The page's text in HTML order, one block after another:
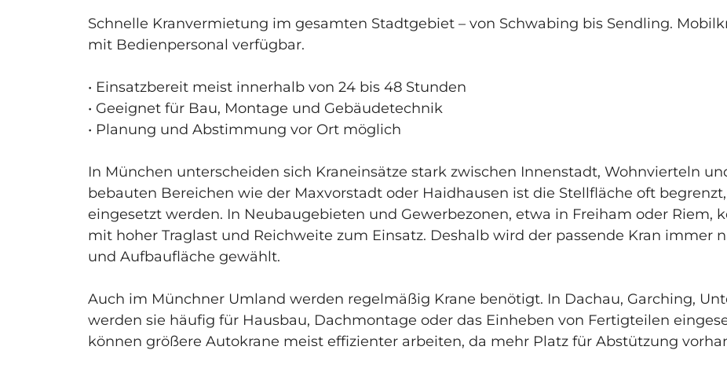
Schnelle Kranvermietung im gesamten Stadtgebiet – von Schwabing bis Sendling.
mit Bedienpersonal verfügbar.
• Einsatzbereit meist innerhalb von 24 bis 48 Stunden
• Geeignet für Bau, Montage und Gebäudetechnik
• Planung und Abstimmung vor Ort möglich
In München unterscheiden sich Kraneinsätze stark zwischen Innenstadt, Wohnvierteln
bebauten Bereichen wie der Maxvorstadt oder Haidhausen ist die Stellfläche oft
eingesetzt werden. In Neubaugebieten und Gewerbezonen, etwa in Freiham oder Riem,
mit hoher Traglast und Reichweite zum Einsatz. Deshalb wird der passende Kran immer
und Aufbaufläche gewählt.
Auch im Münchner Umland werden regelmäßig Krane benötigt. In Dachau, Garching,
werden sie häufig für Hausbau, Dachmontage oder das Einheben von Fertigteilen
können größere Autokrane meist effizienter arbeiten, da mehr Platz für Abstützung